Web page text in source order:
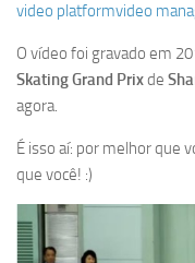
video platformvideo
O vídeo foi gravado em
Skating Grand Prixde
agora.
É isso aí: por melhor que
que você! :)